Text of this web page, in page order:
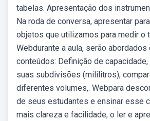
tabelas. Apresentação dos
Na roda de conversa, apresentar
objetos que utilizamos para medir o
Webdurante a aula, serão
conteúdos: Definição de
suas subdivisões (mililitros),
diferentes volumes,. Webpara
de seus estudantes e ensinar esse
mais clareza e facilidade, o ler e